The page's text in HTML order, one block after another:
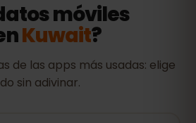
móviles
Kuwait?
de las apps más usadas: elige
sin adivinar.